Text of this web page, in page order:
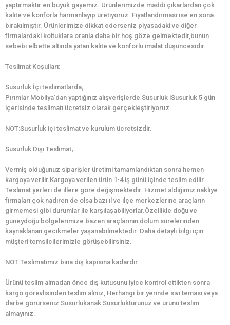
yaptırmaktır en büyük gayemiz. Ürünlerimizde maddi çıkarlardan çok
kalite ve konforla harmanlayıp üretiyoruz. Fiyatlandırması ise en sona
bırakılmıştır. Ürünlerimize dikkat ederseniz piyasadaki ve diğer
firmalardaki koltuklara oranla daha bir hoş göze gelmektedir,bunun
sebebi elbette altında yatan kalite ve konforlu imalat düşüncesidir.
Teslimat Koşulları:
Susurluk İçi teslimatlarda;
Pırımlar Mobilya‘dan yaptığınız alışverişlerde Susurluk iSusurluk 5 gün
içerisinde teslimatı ücretsiz olarak gerçekleştiriyoruz.
NOT:Susurluk içi teslimat ve kurulum ücretsizdir.
Susurluk Dışı Teslimat;
Vermiş olduğunuz siparişler üretimi tamamlandıktan sonra hemen
kargoya verilir.Kargoya verilen ürün 1-4 iş günü içinde teslim edilir.
Teslimat yerleri de illere göre değişmektedir. Hizmet aldığımız nakliye
firmaları çok nadiren de olsa bazı il ve ilçe merkezlerine araçların
girmemesi gibi durumlar ile karşılaşabiliyorlar.Özellikle doğu ve
güneydoğu bölgelerimize bazen araçlarının dolum sürelerinden
kaynaklanan gecikmeler yaşanabilmektedir. Daha detaylı bilgi için
müşteri temsilcilerimizle görüşebilirsiniz.
NOT:Teslimatımız bina dış kapısına kadardır.
Ürünü teslim almadan önce dış kutusunu iyice kontrol ettikten sonra
kargo görevlisinden teslim alınız, Herhangi bir yerinde sıvı teması veya
darbe görürseniz Susurlukanak Susurlukturunuz ve ürünü teslim
almayınız.